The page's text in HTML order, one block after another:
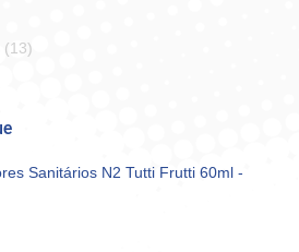
(13)
Sanitários N2 Tutti Frutti 60ml -